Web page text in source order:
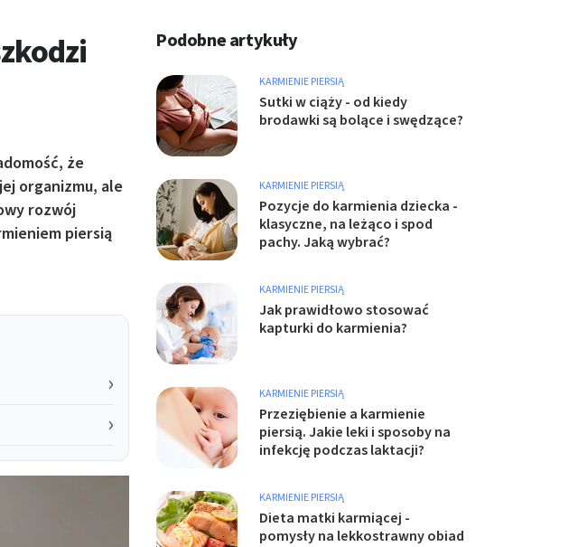
że
organizmu, ale
rozwój
piersią
Podobne artykuły
KARMIENIE PIERSIĄ
Sutki w ciąży - od kiedy
brodawki są bolące i swędzące?
KARMIENIE PIERSIĄ
Pozycje do karmienia dziecka -
klasyczne, na leżąco i spod
pachy. Jaką wybrać?
KARMIENIE PIERSIĄ
Jak prawidłowo stosować
kapturki do karmienia?
KARMIENIE PIERSIĄ
Przeziębienie a karmienie
piersią. Jakie leki i sposoby na
infekcję podczas laktacji?
KARMIENIE PIERSIĄ
Dieta matki karmiącej -
pomysły na lekkostrawny obiad